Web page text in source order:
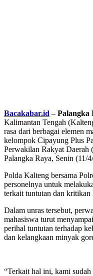
Bacakabar.id – Palangka
Kalimantan Tengah
rasa dari berbagai elemen
kelompok Cipayung Plus
Perwakilan Rakyat Daerah
Palangka Raya, Senin (11/
Polda Kalteng bersama
personelnya untuk
terkait tuntutan dan
Dalam unras tersebut,
mahasiswa turut
perihal tuntutan terhadap
dan kelangkaan minyak
“Terkait hal ini, kami